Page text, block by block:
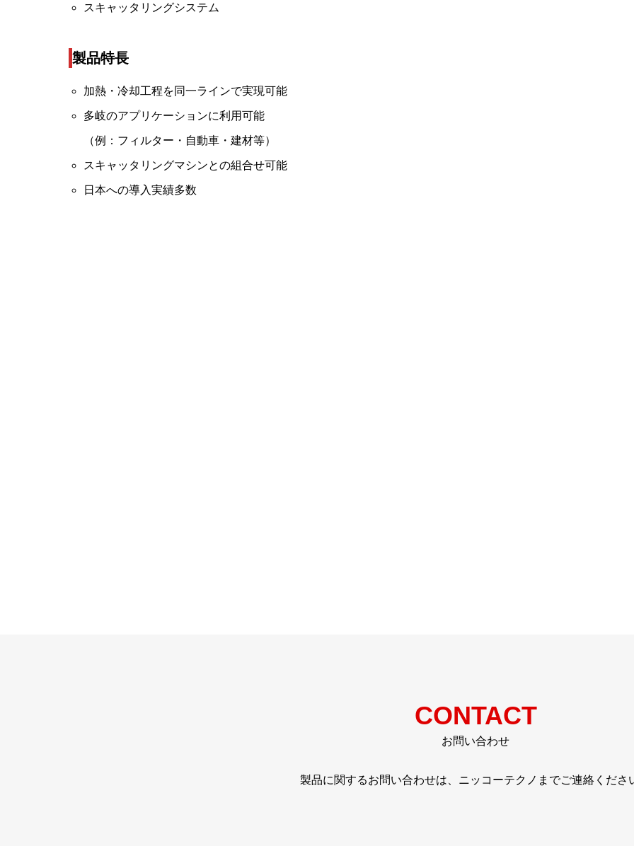
スキャッタリングシステム
製品特長
加熱・冷却工程を同一ラインで実現可能
多岐のアプリケーションに利用可能
（例：フィルター・自動車・建材等）
スキャッタリングマシンとの組合せ可能
日本への導入実績多数
CONTACT
お問い合わせ
製品に関するお問い合わせは、ニッコーテクノまでご連絡くださ